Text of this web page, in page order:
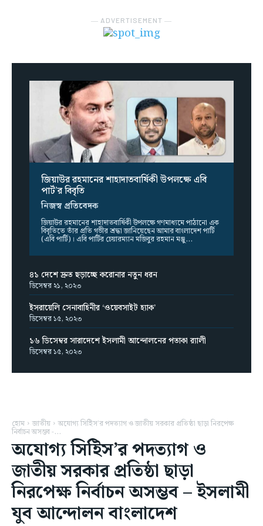
― ADVERTISEMENT ―
জিয়াউর রহমানের শাহাদাতবার্ষিকী উপলক্ষে এবি
পার্ট’র বিবৃতি
নিজস্ব প্রতিবেদক
জিয়াউর রহমানের শাহাদাতবার্ষিকী উপলক্ষে গণমাধ্যমে পাঠানো এক
বিবৃতিতে তাঁর প্রতি গভীর শ্রদ্ধা জানিয়েছেন আমার বাংলাদেশ পার্টি
(এবি পার্টি)। এবি পার্টির চেয়ারম্যান মজিবুর রহমান মঞ্জু...
৪১ দেশে দ্রুত ছড়াচ্ছে করোনার নতুন ধরন
ডিসেম্বর ২১, ২০২৩
ইসরায়েলি সেনাবাহিনীর ‘ওয়েবসাইট হ্যাক’
ডিসেম্বর ১৫, ২০২৩
১৬ ডিসেম্বর সারাদেশে ইসলামী আন্দোলনের পতাকা র‌্যালী
ডিসেম্বর ১৫, ২০২৩